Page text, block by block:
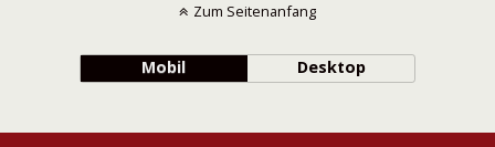
Zum Seitenanfang
Mobil Desktop